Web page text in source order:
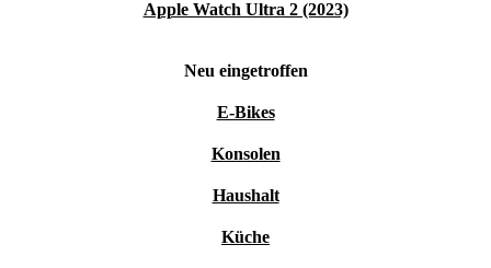
Apple Watch Ultra 2 (2023)
Neu eingetroffen
E-Bikes
Konsolen
Haushalt
Küche